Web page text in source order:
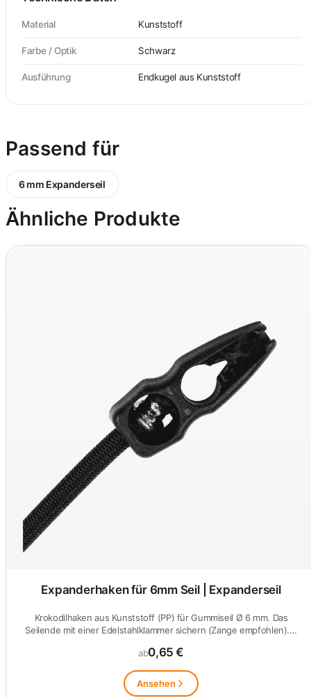
Material Kunststoff
Farbe / Optik Schwarz
Ausführung Endkugel aus Kunststoff
Passend für
6 mm Expanderseil
Ähnliche Produkte
Expanderhaken für 6mm Seil | Expanderseil
Krokodilhaken aus Kunststoff (PP) für Gummiseil Ø 6 mm. Das
Seilende mit einer Edelstahlklammer sichern (Zange empfohlen).…
ab0,65 €
Ansehen